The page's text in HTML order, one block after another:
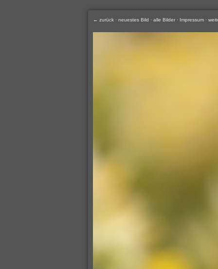
← zurück· neuestes Bild · alle Bilder· Impressum·